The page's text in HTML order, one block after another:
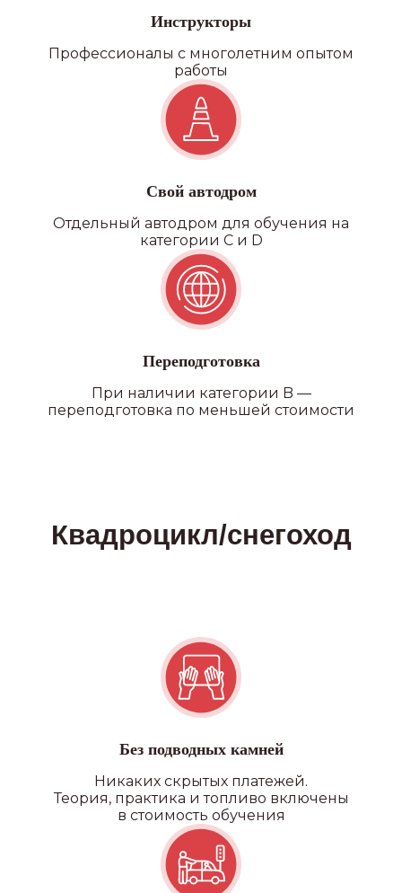
Инструкторы
Профессионалы с многолетним опытом
работы
Свой автодром
Отдельный автодром для обучения на
категории C и D
Переподготовка
При наличии категории B —
переподготовка по меньшей стоимости
Без подводных камней
Никаких скрытых платежей.
Теория, практика и топливо включены
в стоимость обучения
ПОДРОБНЕЕ О ФИЛИАЛАХ
УДОБНОЕ РАСПОЛОЖЕНИЕ
Наши преимущества